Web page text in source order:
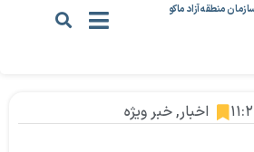
منطقه آزاد ماکو
اخبار,خبر ویژه